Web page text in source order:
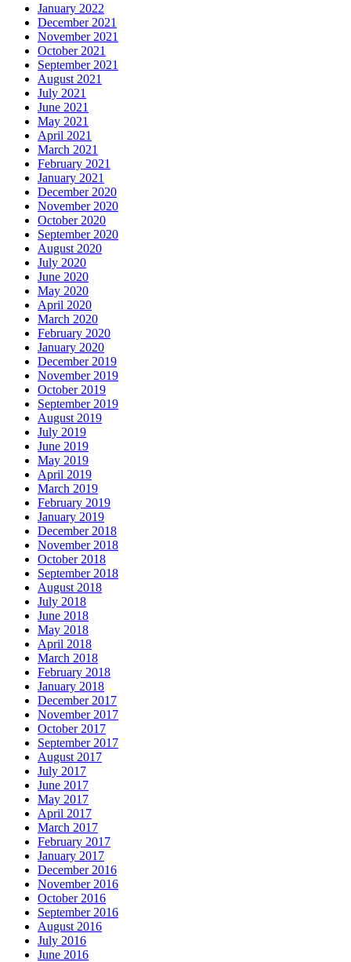
January 2022
December 2021
November 2021
October 2021
September 2021
August 2021
July 2021
June 2021
May 2021
April 2021
March 2021
February 2021
January 2021
December 2020
November 2020
October 2020
September 2020
August 2020
July 2020
June 2020
May 2020
April 2020
March 2020
February 2020
January 2020
December 2019
November 2019
October 2019
September 2019
August 2019
July 2019
June 2019
May 2019
April 2019
March 2019
February 2019
January 2019
December 2018
November 2018
October 2018
September 2018
August 2018
July 2018
June 2018
May 2018
April 2018
March 2018
February 2018
January 2018
December 2017
November 2017
October 2017
September 2017
August 2017
July 2017
June 2017
May 2017
April 2017
March 2017
February 2017
January 2017
December 2016
November 2016
October 2016
September 2016
August 2016
July 2016
June 2016